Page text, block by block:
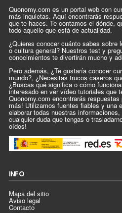
Quonomy.com es un portal web con
más inquietas. Aquí encontrarás
que te haces. Te contamos el dónde,
todo aquello que está de actualidad.
¿Quieres conocer cuánto sabes sobre
o cultura general? Nuestros test y
conocimientos te divertirán mucho y
Pero además, ¿Te gustaría conocer
mundo?, ¿Necesitas trucos caseros
¿Buscas qué significa o cómo
interesado en ver vídeo tutoriales que
Quonomy.com encontrarás
más! Utilizamos fuentes fiables y una
elaborar todas nuestras
cualquier duda que tengas o
oídos!
INFO
Mapa del sitio
Aviso legal
Contacto